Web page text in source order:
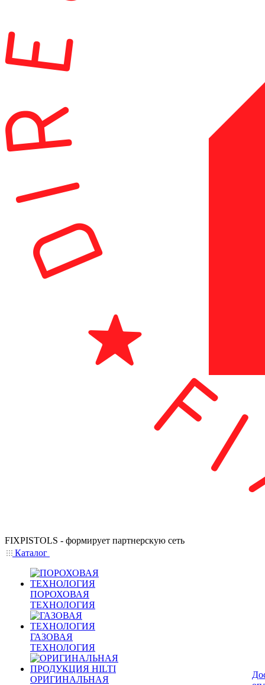
FIXPISTOLS - формирует партнерскую сеть
Каталог
ПОРОХОВАЯ
ТЕХНОЛОГИЯ
ГАЗОВАЯ
ТЕХНОЛОГИЯ
ОРИГИНАЛЬНАЯ